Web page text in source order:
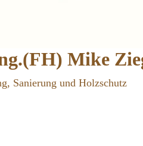
Mike
Sanierung und Holzschutz